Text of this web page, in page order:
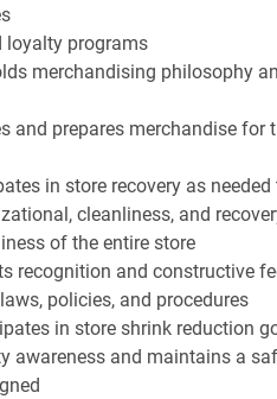
loyalty programs
merchandising philosophy
and prepares merchandise
in store recovery as
cleanliness, and
of the entire store
recognition and constructive
policies, and procedures
in store shrink reduction
awareness and maintains a